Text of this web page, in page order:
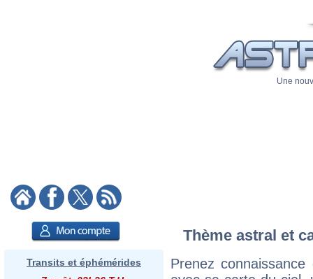
Une
Transits et éphémérides
Thème astral et
Prenez